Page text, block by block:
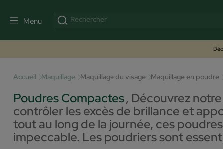
Menu
Accueil Maquillage Maquillage du visage Maquillage en poudre
Poudres Compactes, Découvrez
contrôler les excès de brillance et
tout au long de la journée, ces
impeccable. Les poudriers sont